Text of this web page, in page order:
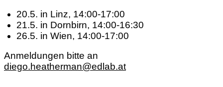
20.5. in Linz, 14:00-17:00
21.5. in Dornbirn, 14:00-16:30
26.5. in Wien, 14:00-17:00
Anmeldungen bitte an
diego.heatherman@edlab.at